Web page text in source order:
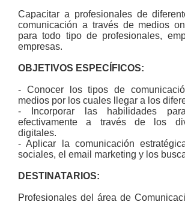
Capacitar a profesionales de
comunicación a través de medios
para todo tipo de profesionales,
empresas.
OBJETIVOS ESPECÍFICOS:
- Conocer los tipos de
medios por los cuales llegar a los
- Incorporar las habilidades
efectivamente a través de los
digitales.
- Aplicar la comunicación
sociales, el email marketing y los
DESTINATARIOS:
Profesionales del área de